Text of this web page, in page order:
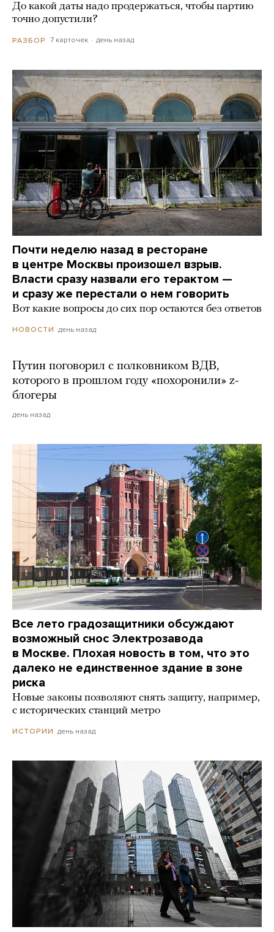
До какой даты надо продержаться, чтобы партию
точно допустили?
РАЗБОР 7 карточек день назад
Почти неделю назад в ресторане
в центре Москвы произошел взрыв.
Власти сразу назвали его терактом —
и сразу же перестали о нем говорить
Вот какие вопросы до сих пор остаются без ответов
НОВОСТИ день назад
Путин поговорил с полковником ВДВ,
которого в прошлом году «похоронили» z-
блогеры
день назад
Все лето градозащитники обсуждают
возможный снос Электрозавода
в Москве. Плохая новость в том, что это
далеко не единственное здание в зоне
риска
Новые законы позволяют снять защиту, например,
с исторических станций метро
ИСТОРИИ день назад